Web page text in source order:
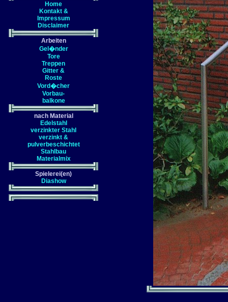
Home
Kontakt &
Impressum
Disclaimer
Arbeiten
Gel�nder
Tore
Treppen
Gitter &
Roste
Vord�cher
Vorbau-
balkone
nach Material
Edelstahl
verzinkter Stahl
verzinkt &
pulverbeschichtet
Stahlbau
Materialmix
Spielerei(en)
Diashow